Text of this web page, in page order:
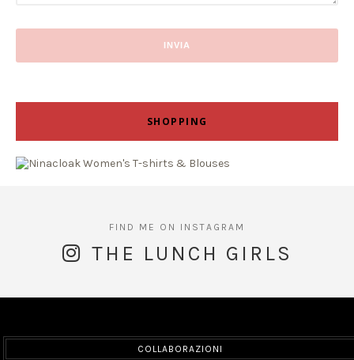
SHOPPING
THE LUNCH GIRLS
COLLABORAZIONI